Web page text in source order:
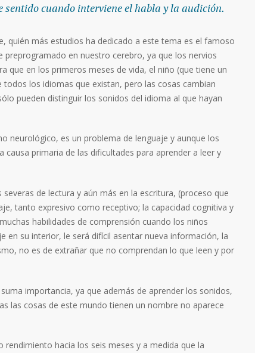
sentido cuando interviene el habla y la audición.
quién más estudios ha dedicado a este tema es el famoso
en nuestro cerebro, ya que los nervios
que en los primeros meses de vida, el niño (que tiene un
los idiomas que existan, pero las cosas cambian
pueden distinguir los sonidos del idioma al que hayan
neurológico, es un problema de lenguaje y aunque los
causa primaria de las dificultades para aprender a leer y
de lectura y aún más en la escritura, (proceso que
tanto expresivo como receptivo; la capacidad cognitiva y
habilidades de comprensión cuando los niños
en su interior, le será difícil asentar nueva información, la
no es de extrañar que no comprendan lo que leen y por
importancia, ya que además de aprender los sonidos,
las cosas de este mundo tienen un nombre no aparece
rendimiento hacia los seis meses y a medida que la